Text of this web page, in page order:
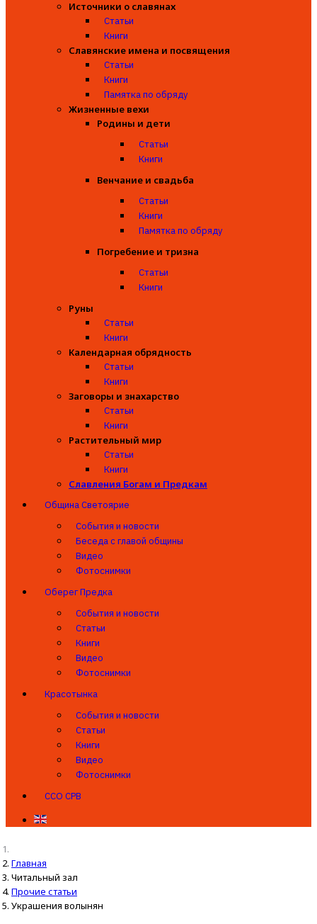
Источники о славянах
Статьи
Книги
Славянские имена и посвящения
Статьи
Книги
Памятка по обряду
Жизненные вехи
Родины и дети
Статьи
Книги
Венчание и свадьба
Статьи
Книги
Памятка по обряду
Погребение и тризна
Статьи
Книги
Руны
Статьи
Книги
Календарная обрядность
Статьи
Книги
Заговоры и знахарство
Статьи
Книги
Растительный мир
Статьи
Книги
Славления Богам и Предкам
Община Светоярие
События и новости
Беседа с главой общины
Видео
Фотоснимки
Оберег Предка
События и новости
Статьи
Книги
Видео
Фотоснимки
Красотынка
События и новости
Статьи
Книги
Видео
Фотоснимки
ССО СРВ
Главная
Читальный зал
Прочие статьи
Украшения волынян